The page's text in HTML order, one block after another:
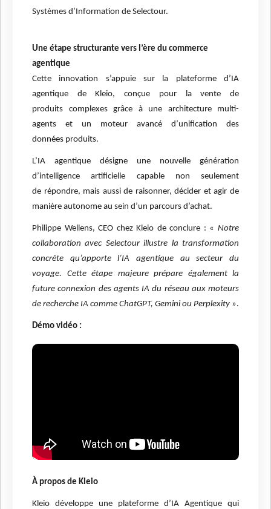
Systèmes d’Information de Selectour.
Une étape structurante vers l’ère du commerce
agentique
Cette innovation s’appuie sur la plateforme d’IA
agentique de Kleio, conçue pour la vente de
produits complexes grâce à une architecture multi-
agents et un moteur avancé d’unification des
données produits.
L’IA agentique désigne une nouvelle génération
d’intelligence artificielle capable non seulement
de répondre, mais aussi de raisonner, décider et agir de
manière autonome au sein d’un parcours d’achat.
Philippe Wellens, CEO chez Kleio de conclure : « Notre
collaboration avec Selectour illustre la transformation
concrète qu’apporte l’IA agentique au secteur du
voyage. Cette étape majeure prépare également la
future connexion des agents IA du réseau aux moteurs
de recherche IA comme ChatGPT, Gemini ou Perplexity ».
Démo vidéo :
À propos de Kleio
Kleio développe une plateforme d’IA Agentique qui